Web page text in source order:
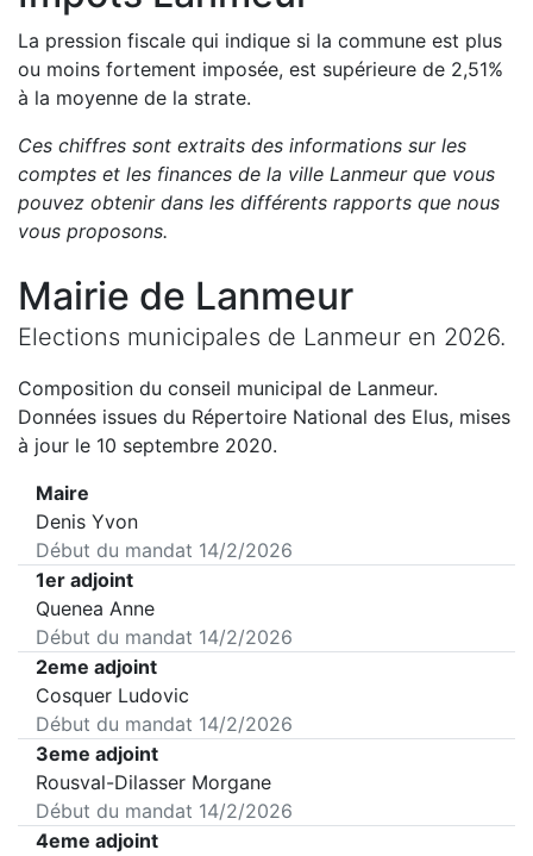
La pression fiscale qui indique si la commune est plus
ou moins fortement imposée, est supérieure de 2,51%
à la moyenne de la strate.
Ces chiffres sont extraits des informations sur les
comptes et les finances de la ville Lanmeurque vous
pouvez obtenir dans les différents rapports que nous
vous proposons.
Mairie de Lanmeur
Elections municipales de Lanmeur en 2026.
Composition du conseil municipal de Lanmeur.
Données issues du Répertoire National des Elus, mises
à jour le 10 septembre 2020.
Maire
Denis Yvon
Début du mandat 14/2/2026
1er adjoint
Quenea Anne
Début du mandat 14/2/2026
2eme adjoint
Cosquer Ludovic
Début du mandat 14/2/2026
3eme adjoint
Rousval-Dilasser Morgane
Début du mandat 14/2/2026
4eme adjoint